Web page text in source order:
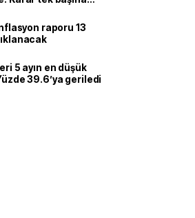
raporu 13
5 ayın en düşük
39.6’ya geriledi